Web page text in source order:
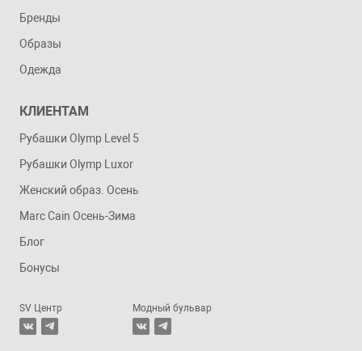
Бренды
Образы
Одежда
КЛИЕНТАМ
Рубашки Olymp Level 5
Рубашки Olymp Luxor
Женский образ. Осень
Marc Cain Осень-Зима
Блог
Бонусы
SV Центр Модный бульвар